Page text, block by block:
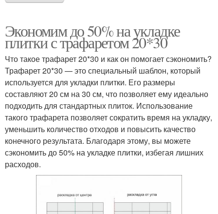
Экономим до 50% на укладке
плитки с трафаретом 20*30
Что такое трафарет 20*30 и как он помогает сэкономить?
Трафарет 20*30 — это специальный шаблон, который
используется для укладки плитки. Его размеры
составляют 20 см на 30 см, что позволяет ему идеально
подходить для стандартных плиток. Использование
такого трафарета позволяет сократить время на укладку,
уменьшить количество отходов и повысить качество
конечного результата. Благодаря этому, вы можете
сэкономить до 50% на укладке плитки, избегая лишних
расходов.